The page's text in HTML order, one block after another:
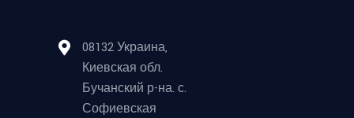
08132 Украина,
Киевская обл.
Бучанский р-на. с.
Софиевская